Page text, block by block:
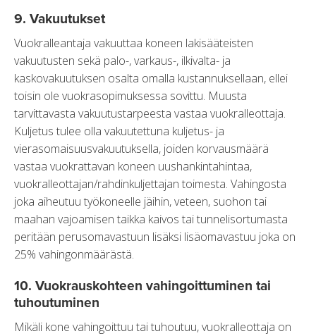
9. Vakuutukset
Vuokralleantaja vakuuttaa koneen lakisääteisten
vakuutusten sekä palo-, varkaus-, ilkivalta- ja
kaskovakuutuksen osalta omalla kustannuksellaan, ellei
toisin ole vuokrasopimuksessa sovittu. Muusta
tarvittavasta vakuutustarpeesta vastaa vuokralleottaja.
Kuljetus tulee olla vakuutettuna kuljetus- ja
vierasomaisuusvakuutuksella, joiden korvausmäärä
vastaa vuokrattavan koneen uushankintahintaa,
vuokralleottajan/rahdinkuljettajan toimesta. Vahingosta
joka aiheutuu työkoneelle jäihin, veteen, suohon tai
maahan vajoamisen taikka kaivos tai tunnelisortumasta
peritään perusomavastuun lisäksi lisäomavastuu joka on
25% vahingonmäärästä.
10. Vuokrauskohteen vahingoittuminen tai
tuhoutuminen
Mikäli kone vahingoittuu tai tuhoutuu, vuokralleottaja on